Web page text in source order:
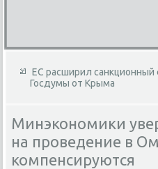
ЕС расширил санкционный
Госдумы от Крыма
Минэкономики
на проведение в
компенсируются